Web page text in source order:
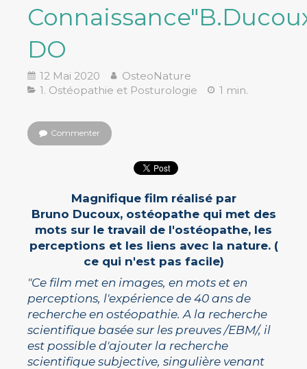
DO
12 Mai 2020
OsteoNature
1. Ostéopathie et Posturologie
1 min.
Commenter
Magnifique film réalisé par
Bruno Ducoux, ostéopathe qui met des
mots sur le travail de l'ostéopathe, les
perceptions et les liens avec la nature. (
ce qui n'est pas facile)
"Ce film met en images, en mots et en
perceptions, l'expérience de 40 ans de
recherche en ostéopathie. A la recherche
scientifique basée sur les preuves /EBM/, il
est possible d'ajouter la recherche
scientifique subjective, singulière venant